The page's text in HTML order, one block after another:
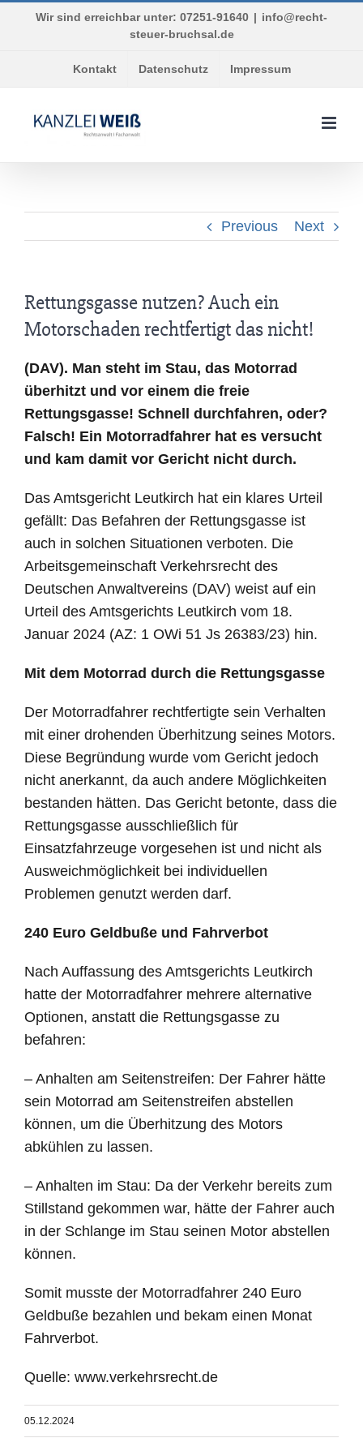
Wir sind erreichbar unter: 07251-91640 | info@recht-
steuer-bruchsal.de
Kontakt Datenschutz Impressum
Previous Next
Rettungsgasse nutzen? Auch ein
Motorschaden rechtfertigt das nicht!
(DAV). Man steht im Stau, das Motorrad
überhitzt und vor einem die freie
Rettungsgasse! Schnell durchfahren, oder?
Falsch! Ein Motorradfahrer hat es versucht
und kam damit vor Gericht nicht durch.
Das Amtsgericht Leutkirch hat ein klares Urteil
gefällt: Das Befahren der Rettungsgasse ist
auch in solchen Situationen verboten. Die
Arbeitsgemeinschaft Verkehrsrecht des
Deutschen Anwaltvereins (DAV) weist auf ein
Urteil des Amtsgerichts Leutkirch vom 18.
Januar 2024 (AZ: 1 OWi 51 Js 26383/23) hin.
Mit dem Motorrad durch die Rettungsgasse
Der Motorradfahrer rechtfertigte sein Verhalten
mit einer drohenden Überhitzung seines Motors.
Diese Begründung wurde vom Gericht jedoch
nicht anerkannt, da auch andere Möglichkeiten
bestanden hätten. Das Gericht betonte, dass die
Rettungsgasse ausschließlich für
Einsatzfahrzeuge vorgesehen ist und nicht als
Ausweichmöglichkeit bei individuellen
Problemen genutzt werden darf.
240 Euro Geldbuße und Fahrverbot
Nach Auffassung des Amtsgerichts Leutkirch
hatte der Motorradfahrer mehrere alternative
Optionen, anstatt die Rettungsgasse zu
befahren:
– Anhalten am Seitenstreifen: Der Fahrer hätte
sein Motorrad am Seitenstreifen abstellen
können, um die Überhitzung des Motors
abkühlen zu lassen.
– Anhalten im Stau: Da der Verkehr bereits zum
Stillstand gekommen war, hätte der Fahrer auch
in der Schlange im Stau seinen Motor abstellen
können.
Somit musste der Motorradfahrer 240 Euro
Geldbuße bezahlen und bekam einen Monat
Fahrverbot.
Quelle: www.verkehrsrecht.de
05.12.2024